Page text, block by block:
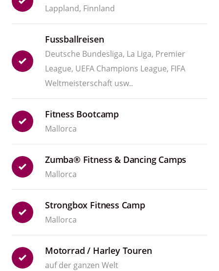
Lappland, Finnland
Fussballreisen
Deutsche Bundesliga, La Liga, Premier
League, UEFA Champions League, FIFA
Weltmeisterschaft usw..
Fitness Bootcamp
Mallorca
Zumba® Fitness & Dancing Camps
Mallorca
Strongbox Fitness Camp
Mallorca
Motorrad / Harley Touren
auf der ganzen Welt